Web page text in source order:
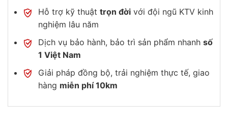
Hỗ trợ kỹ thuật trọn đờivới đội ngũ KTV kinh
nghiệm lâu năm
Dịch vụ bảo hành, bảo trì sản phẩm nhanh số
1 Việt Nam
Giải pháp đồng bộ, trải nghiệm thực tế, giao
hàng miễn phí 10km